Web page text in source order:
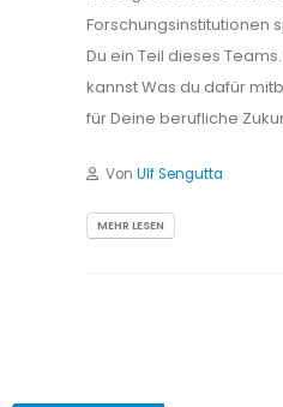
Forschungsinstitutionen
Du ein Teil dieses
kannst Was du dafür
für Deine berufliche
Von Ulf Sengutta
MEHR LESEN